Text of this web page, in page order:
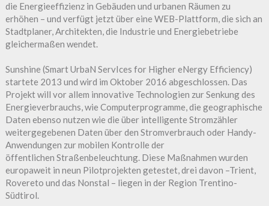
die Energieeffizienz in Gebäuden und urbanen Räumen zu
erhöhen – und verfügt jetzt über eine WEB-Plattform, die sich an
Stadtplaner, Architekten, die Industrie und Energiebetriebe
gleichermaßen wendet.
Sunshine (Smart UrbaN ServIces for Higher eNergy Efficiency)
startete 2013 und wird im Oktober 2016 abgeschlossen. Das
Projekt will vor allem innovative Technologien zur Senkung des
Energieverbrauchs, wie Computerprogramme, die geographische
Daten ebenso nutzen wie die über intelligente Stromzähler
weitergegebenen Daten über den Stromverbrauch oder Handy-
Anwendungen zur mobilen Kontrolle der
öffentlichen Straßenbeleuchtung. Diese Maßnahmen wurden
europaweit in neun Pilotprojekten getestet, drei davon –Trient,
Rovereto und das Nonstal – liegen in der Region Trentino-
Südtirol.